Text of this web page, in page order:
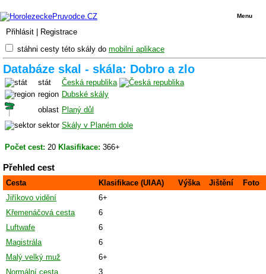
Přihlásit Registrace
Menu
stáhni cesty této skály do mobilní aplikace
Databáze skal - skála: Dobro a zlo
stát
Česká republika
region Dubské skály
oblast Planý důl
sektor Skály v Planém dole
Počet cest: 20 Klasifikace: 366+
Přehled cest
Cesta Klasifikace (UIAA) Výška Jištění
Foto
Jiříkovo vidění
6+
Křemenáčová cesta
6
Luftwafe
6
Magistrála
6
Malý velký muž
6+
Normální cesta
3